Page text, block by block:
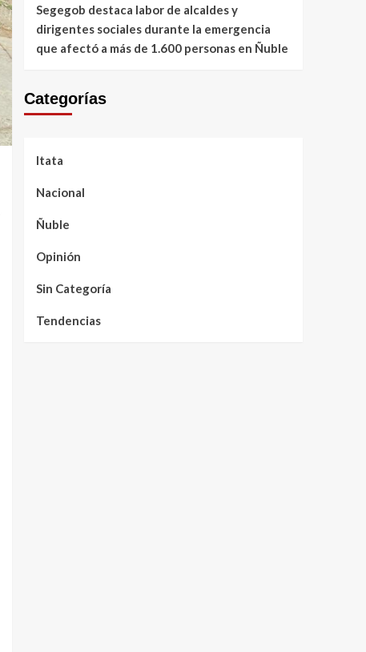
Segegob destaca labor de alcaldes y
dirigentes sociales durante la emergencia
que afectó a más de 1.600 personas en Ñuble
Categorías
Itata
Nacional
Ñuble
Opinión
Sin Categoría
Tendencias